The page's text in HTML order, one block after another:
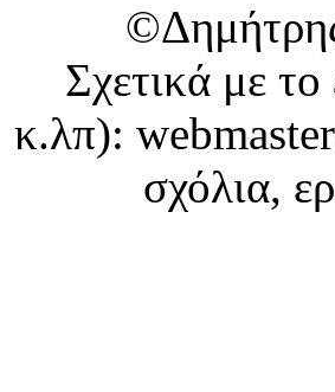
Σχετικά με
κ.λπ):
σχόλια,